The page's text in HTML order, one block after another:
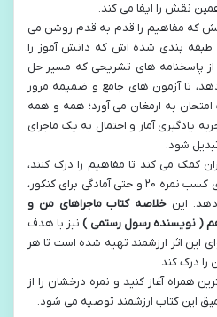
نقش را ایفا می کند.
که مفاهیم را قدم به قدم روشن می
و طبقه بندی شده اش که دانش آموز را
از پاسخنامه های تشریحی که مسیر حل
تا آزمون های جامع و ضمیمه مرور
به ارمغان می آورد؛ همه و همه
یادگیری آمار و احتمال به یک ماجرای
شود.
کمک می کند تا مفاهیم را درک کنند،
بلکه اعتماد به نفس آن ها را برای کسب نمره ۲۰ و حتی آمادگی برای کنکور،
این خلاصه کتاب ماجراهای من و
( نویسنده رسول رستمی )نیز با هدف
این اثر ارزشمند تهیه شده است تا هر
را درک کند.
همراه آغاز کنید و نمره درخشان را از
این کتاب ارزشمند توصیه می شود.